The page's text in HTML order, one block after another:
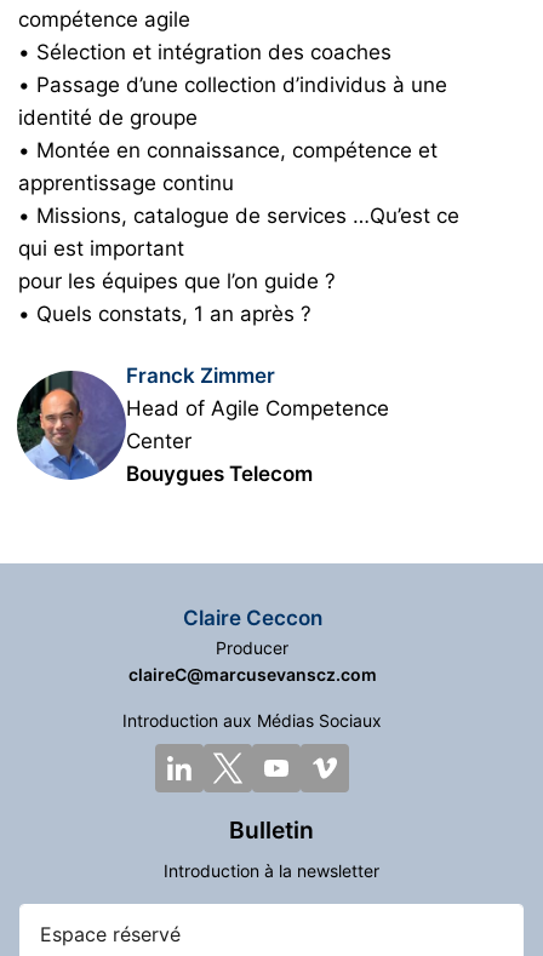
compétence agile
• Sélection et intégration des coaches
• Passage d’une collection d’individus à une
identité de groupe
• Montée en connaissance, compétence et
apprentissage continu
• Missions, catalogue de services …Qu’est ce
qui est important
pour les équipes que l’on guide ?
• Quels constats, 1 an après ?
Franck Zimmer
Head of Agile Competence
Center
Bouygues Telecom
Claire Ceccon
Producer
claireC@marcusevanscz.com
Introduction aux Médias Sociaux
Bulletin
Introduction à la newsletter